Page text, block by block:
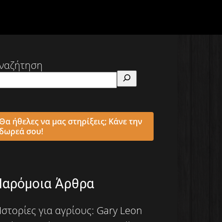
ήθελες να μας στηρίξεις; Κάνε την
σου!
Άρθρα
για αγρίους: Gary Leon